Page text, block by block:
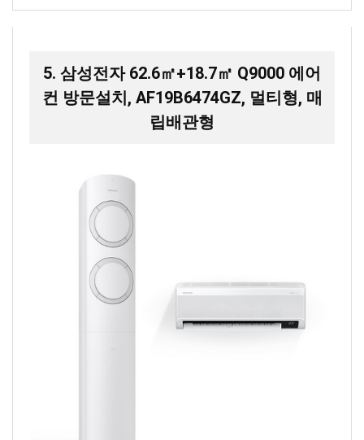
5. 삼성전자 62.6㎡+18.7㎡ Q9000 에어
컨 방문설치, AF19B6474GZ, 멀티형, 매
립배관형